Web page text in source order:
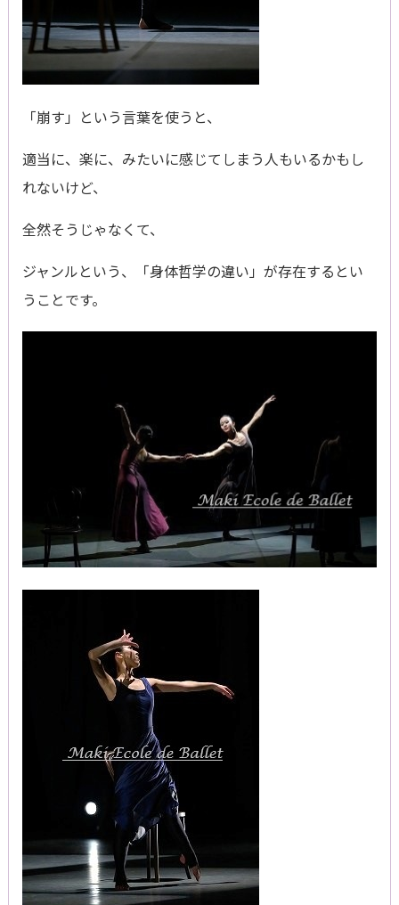
「崩す」という言葉を使うと、
適当に、楽に、みたいに感じてしまう人もいるかもし
れないけど、
全然そうじゃなくて、
ジャンルという、「身体哲学の違い」が存在するとい
うことです。